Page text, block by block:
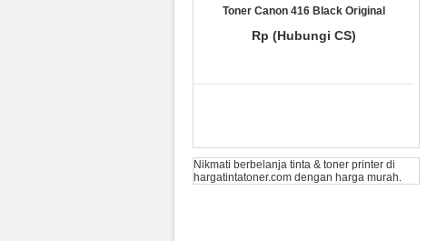
Toner Canon 416 Black Original
Rp (Hubungi CS)
Nikmati berbelanja tinta & toner printer di
hargatintatoner.com dengan harga murah.